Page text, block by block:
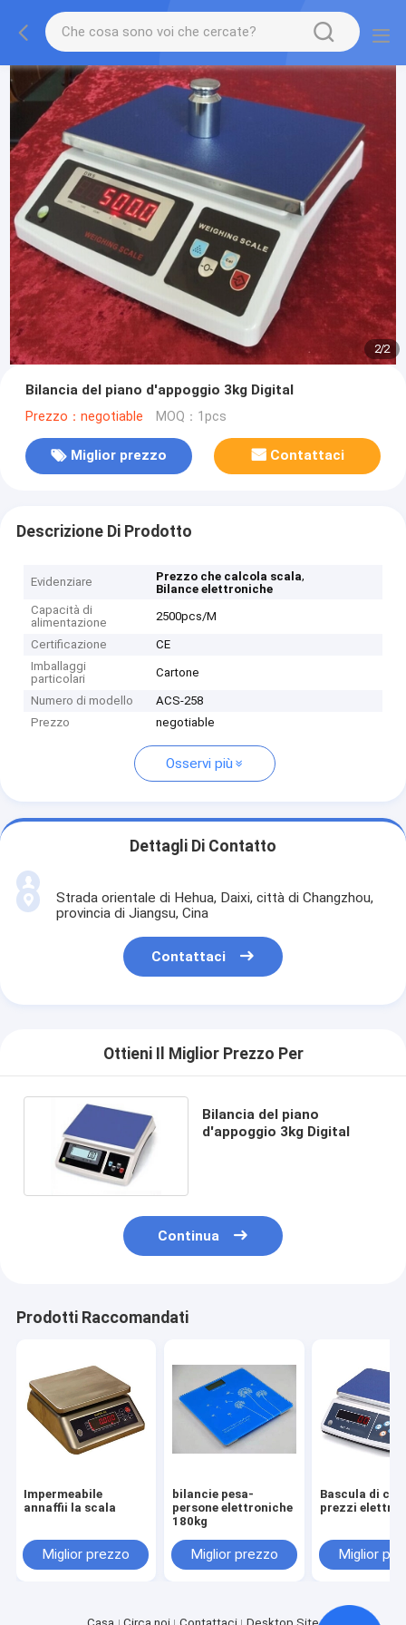
2/2
Bilancia del piano d'appoggio 3kg Digital
Prezzo：negotiable MOQ：1pcs
Miglior prezzo Contattaci
Descrizione Di Prodotto
Evidenziare Prezzo che calcola scala,
Bilance elettroniche
Capacità di
alimentazione
2500pcs/M
Certificazione
CE
Imballaggi
particolari
Cartone
Numero di modello
ACS-258
Prezzo
negotiable
Osservi più
Dettagli Di Contatto
Strada orientale di Hehua, Daixi, città di Changzhou,
provincia di Jiangsu, Cina
Contattaci
Ottieni Il Miglior Prezzo Per
Bilancia del piano
d'appoggio 3kg Digital
Continua
Prodotti Raccomandati
Impermeabile
annaffii la scala
Miglior prezzo
bilancie pesa-
persone elettroniche
180kg
Miglior prezzo
Bascula di
prezzi
Miglior